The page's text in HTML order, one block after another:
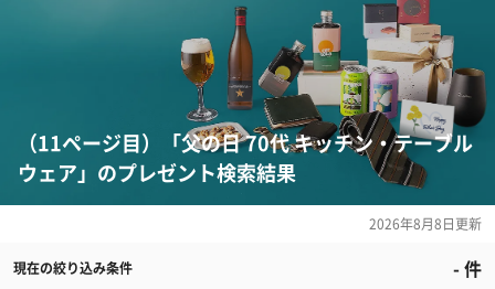
（11ページ目）「父の日 70代 キッチン・テーブル
ウェア」のプレゼント検索結果
2026年8月8日更新
現在の絞り込み条件 -件